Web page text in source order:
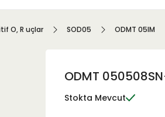
O, R uçlar SOD05 ODMT 05IM
ODMT
Stokta Mevcut